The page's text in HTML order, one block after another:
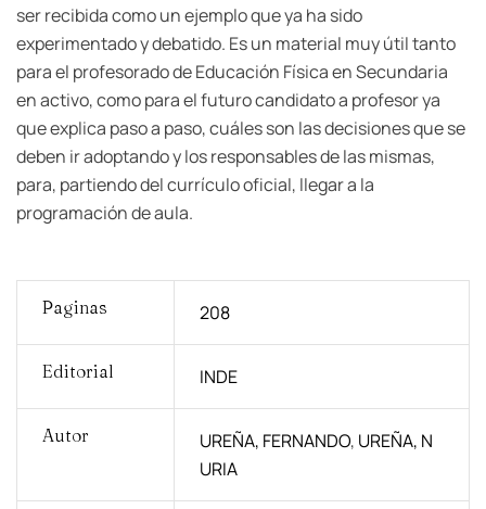
ser recibida como un ejemplo que ya ha sido
experimentado y debatido. Es un material muy útil tanto
para el profesorado de Educación Física en Secundaria
en activo, como para el futuro candidato a profesor ya
que explica paso a paso, cuáles son las decisiones que se
deben ir adoptando y los responsables de las mismas,
para, partiendo del currículo oficial, llegar a la
programación de aula.
Paginas 208
Editorial INDE
Autor UREÑA, FERNANDO, UREÑA, N
URIA